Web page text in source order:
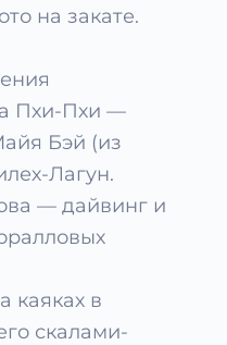
на закате.
Пхи-Пхи —
Бэй (из
Лагун.
— дайвинг и
каяках в
скалами-